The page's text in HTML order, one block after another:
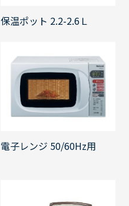
保温ポット 2.2-2.6Ｌ
電子レンジ 50/60Hz用